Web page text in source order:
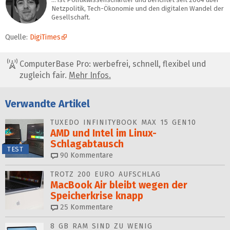
Netzpolitik, Tech-Ökonomie und den digitalen Wandel der
Gesellschaft.
Quelle: DigiTimes
ComputerBase Pro: werbefrei, schnell, flexibel und
zugleich fair. Mehr Infos.
Verwandte Artikel
TEST
TUXEDO INFINITYBOOK MAX 15 GEN10
AMD und Intel im Linux-
Schlagabtausch
90 Kommentare
TROTZ 200 EURO AUFSCHLAG
MacBook Air bleibt wegen der
Speicherkrise knapp
25 Kommentare
8 GB RAM SIND ZU WENIG